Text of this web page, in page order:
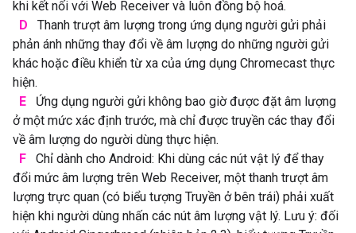
khi kết nối với Web Receiver và luôn đồng bộ hoá.
D
Thanh trượt âm lượng trong ứng dụng người gửi phải
phản ánh những thay đổi về âm lượng do những người gửi
khác hoặc điều khiển từ xa của ứng dụng Chromecast thực
hiện.
E
Ứng dụng người gửi không bao giờ được đặt âm lượng
ở một mức xác định trước, mà chỉ được truyền các thay đổi
về âm lượng do người dùng thực hiện.
F
Chỉ dành cho Android: Khi dùng các nút vật lý để thay
đổi mức âm lượng trên Web Receiver, một thanh trượt âm
lượng trực quan (có biểu tượng Truyền ở bên trái) phải xuất
hiện khi người dùng nhấn các nút âm lượng vật lý. Lưu ý: đối